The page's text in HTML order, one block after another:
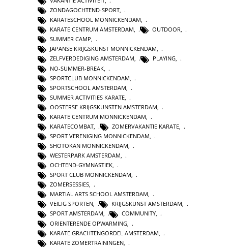
ZONDAGOCHTEND-SPORT,
KARATESCHOOL MONNICKENDAM,
KARATE CENTRUM AMSTERDAM, OUTDOOR,
SUMMER CAMP,
JAPANSE KRIJGSKUNST MONNICKENDAM,
ZELFVERDEDIGING AMSTERDAM, PLAYING,
NO-SUMMER-BREAK
SPORTCLUB MONNICKENDAM
SPORTSCHOOL AMSTERDAM
SUMMER ACTIVITIES KARATE
OOSTERSE KRIJGSKUNSTEN AMSTERDAM
KARATE CENTRUM MONNICKENDAM
KARATECOMBAT
ZOMERVAKANTIE KARATE
SPORT VERENIGING MONNICKENDAM
SHOTOKAN MONNICKENDAM,
WESTERPARK AMSTERDAM,
OCHTEND-GYMNASTIEK,
SPORT CLUB MONNICKENDAM,
ZOMERSESSIES,
MARTIAL ARTS SCHOOL AMSTERDAM,
VEILIG SPORTEN, KRIJGSKUNST AMSTERDAM,
SPORT AMSTERDAM, COMMUNITY,
ORIENTERENDE OPWARMING
KARATE GRACHTENGORDEL AMSTERDAM
KARATE ZOMERTRAININGEN